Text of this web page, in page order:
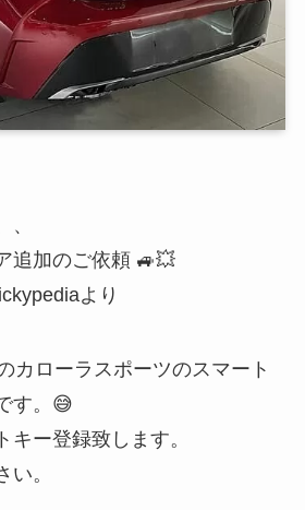
追加のご依頼 🚙💥
より
カローラスポーツのスマート
す。😅
キー登録致します。
い。